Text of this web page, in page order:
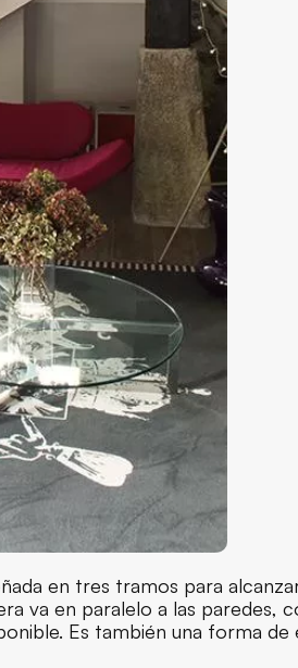
en tres tramos para
va en paralelo a las paredes,
Es también una forma de